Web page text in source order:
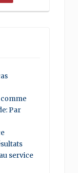
Par
service